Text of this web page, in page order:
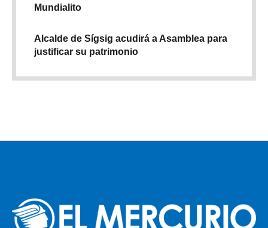
Mundialito
Alcalde de Sígsig acudirá a Asamblea para
justificar su patrimonio